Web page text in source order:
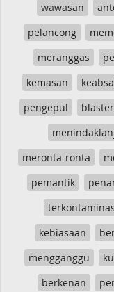
wawasan
pelancong
meranggas
kemasan
pengepul
meronta-ronta
pemantik
kebiasaan
mengganggu
berkenan